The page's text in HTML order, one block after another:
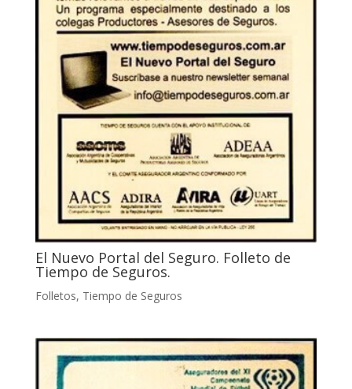
El Nuevo Portal del Seguro. Folleto de
Tiempo de Seguros.
Folletos, Tiempo de Seguros